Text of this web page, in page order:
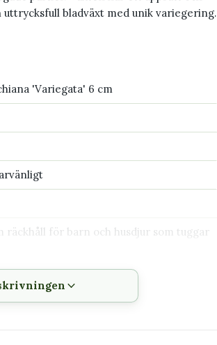
uttrycksfull bladväxt med unik variegering.
'Variegata' 6 cm
räckhåll för barn och husdjur som tuggar